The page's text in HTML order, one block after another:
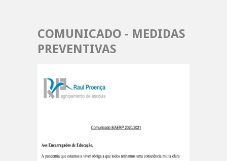
COMUNICADO - MEDIDAS
PREVENTIVAS